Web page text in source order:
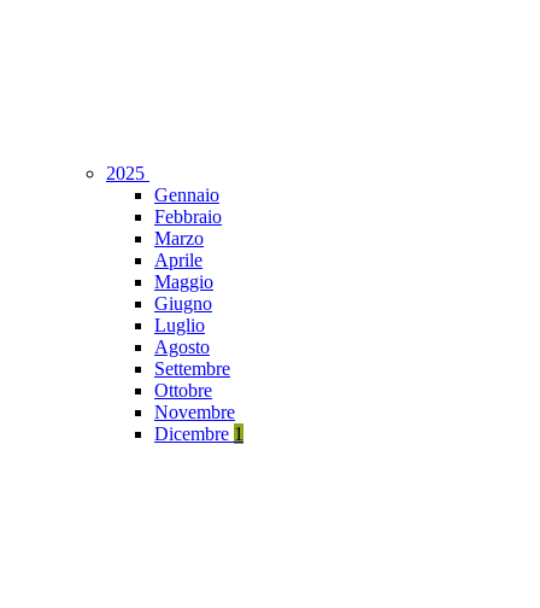
2025
Gennaio
Febbraio
Marzo
Aprile
Maggio
Giugno
Luglio
Agosto
Settembre
Ottobre
Novembre
Dicembre 1